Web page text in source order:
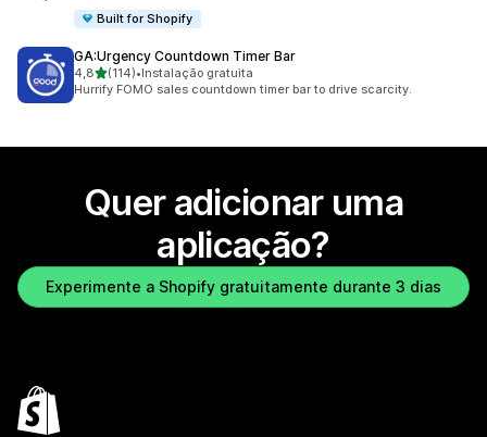
Built for Shopify
GA:Urgency Countdown Timer Bar
4,8de 5 estrelas
(114)
114 total de avaliações
•Instalação gratuita
Hurrify FOMO sales countdown timer bar to drive scarcity.
Quer adicionar uma
aplicação?
Experimente a Shopify gratuitamente durante 3 dias